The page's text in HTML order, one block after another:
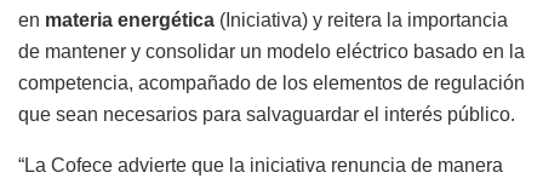
en materia energética (Iniciativa) y reitera la importancia
de mantener y consolidar un modelo eléctrico basado en la
competencia, acompañado de los elementos de regulación
que sean necesarios para salvaguardar el interés público.
“La Cofece advierte que la iniciativa renuncia de manera